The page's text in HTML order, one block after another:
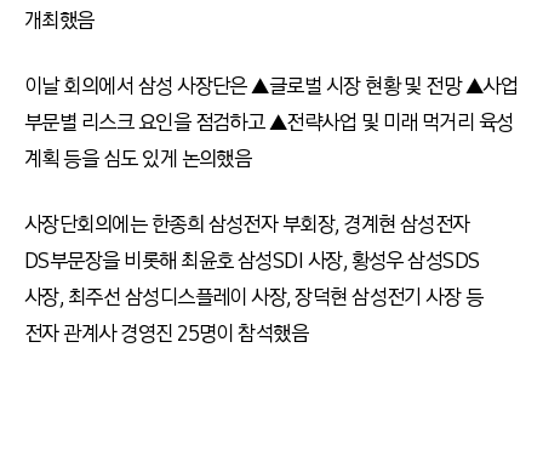
개최했음
이날 회의에서 삼성 사장단은 ▲글로벌 시장 현황 및 전망 ▲사업
부문별 리스크 요인을 점검하고 ▲전략사업 및 미래 먹거리 육성
계획 등을 심도 있게 논의했음
사장단회의에는 한종희 삼성전자 부회장, 경계현 삼성전자
DS부문장을 비롯해 최윤호 삼성SDI 사장, 황성우 삼성SDS
사장, 최주선 삼성디스플레이 사장, 장덕현 삼성전기 사장 등
전자 관계사 경영진 25명이 참석했음